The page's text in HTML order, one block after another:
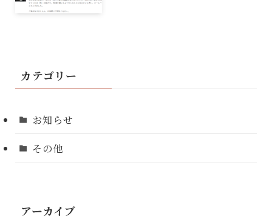
カテゴリー
お知らせ
その他
アーカイブ